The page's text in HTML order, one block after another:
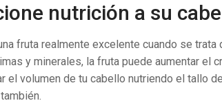
nutrición a su
fruta realmente excelente cuando se
y minerales, la fruta puede aumentar el
el volumen de tu cabello nutriendo el tallo